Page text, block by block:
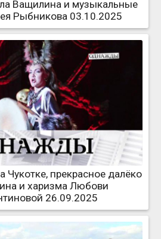
Ващилина и музыкальные
Рыбникова 03.10.2025
Чукотке, прекрасное далёко
и харизма Любови
26.09.2025